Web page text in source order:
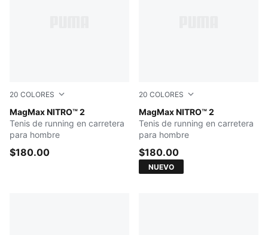
20 COLORES
MagMax NITRO™ 2
PUMA Black-Shadow Gray
Tenis de running en carretera
para hombre
$180.00
20 COLORES
MagMax NITRO™ 2
Zen Blue-Gray Echo
Tenis de running en carretera
para hombre
$180.00
NUEVO